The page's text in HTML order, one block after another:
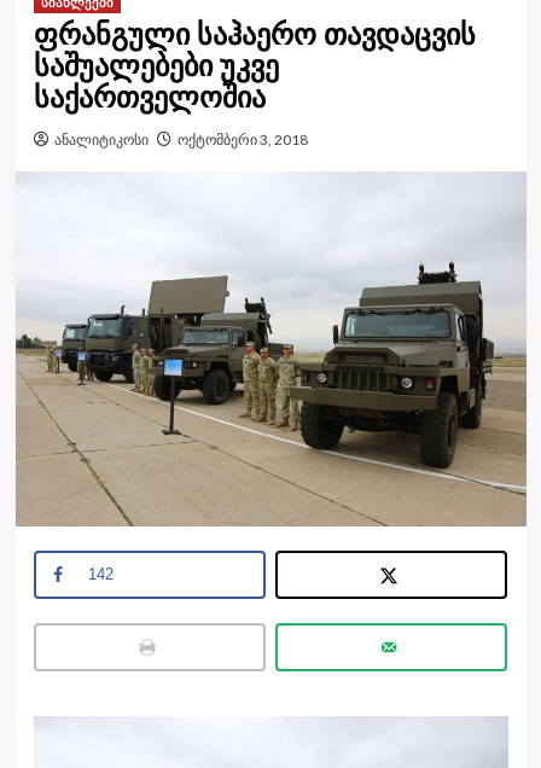
ფრანგული საჰაერო თავდაცვის
საშუალებები უკვე
საქართველოშია
ანალიტიკოსი ოქტომბერი 3, 2018
142